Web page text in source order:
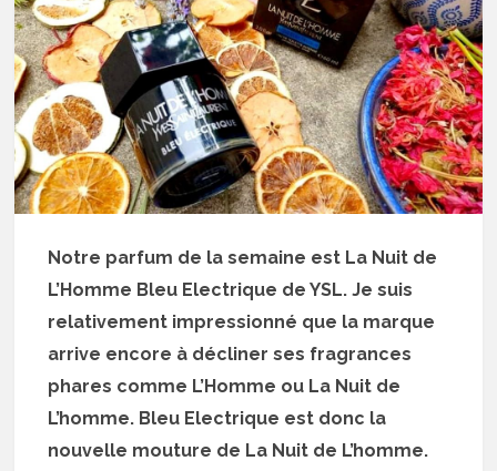
Notre parfum de la semaine est La Nuit de
L’Homme Bleu Electrique de YSL. Je suis
relativement impressionné que la marque
arrive encore à décliner ses fragrances
phares comme L’Homme ou La Nuit de
L’homme. Bleu Electrique est donc la
nouvelle mouture de La Nuit de L’homme.